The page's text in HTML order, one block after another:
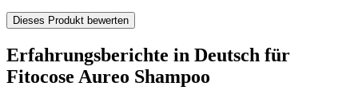
Dieses Produkt bewerten
Erfahrungsberichte in Deutsch für
Fitocose Aureo Shampoo